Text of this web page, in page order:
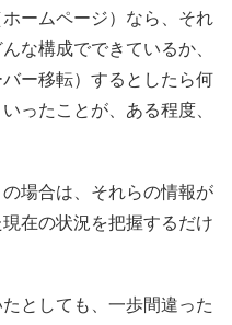
ームページ）なら、それ
な構成でできているか、
ー移転）するとしたら何
ったことが、ある程度、
場合は、それらの情報が
在の状況を把握するだけ
としても、一歩間違った